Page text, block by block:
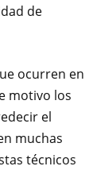
de
ocurren en
motivo los
el
muchas
técnicos